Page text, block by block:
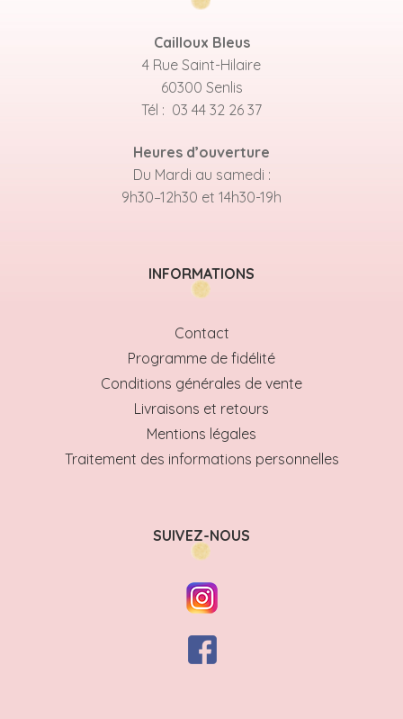
Cailloux Bleus
4 Rue Saint-Hilaire
60300 Senlis
Tél : 03 44 32 26 37
Heures d’ouverture
Du Mardi au samedi :
9h30–12h30 et 14h30-19h
INFORMATIONS
Contact
Programme de fidélité
Conditions générales de vente
Livraisons et retours
Mentions légales
Traitement des informations personnelles
SUIVEZ-NOUS